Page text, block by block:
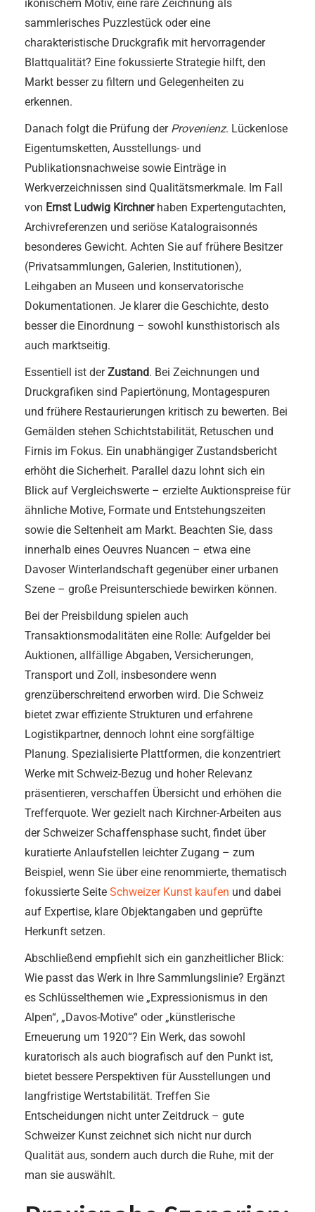
ikonischem Motiv, eine rare Zeichnung als
sammlerisches Puzzlestück oder eine
charakteristische Druckgrafik mit hervorragender
Blattqualität? Eine fokussierte Strategie hilft, den
Markt besser zu filtern und Gelegenheiten zu
erkennen.
Danach folgt die Prüfung der Provenienz. Lückenlose
Eigentumsketten, Ausstellungs- und
Publikationsnachweise sowie Einträge in
Werkverzeichnissen sind Qualitätsmerkmale. Im Fall
von Ernst Ludwig Kirchnerhaben Expertengutachten,
Archivreferenzen und seriöse Katalograisonnés
besonderes Gewicht. Achten Sie auf frühere Besitzer
(Privatsammlungen, Galerien, Institutionen),
Leihgaben an Museen und konservatorische
Dokumentationen. Je klarer die Geschichte, desto
besser die Einordnung – sowohl kunsthistorisch als
auch marktseitig.
Essentiell ist derZustand. Bei Zeichnungen und
Druckgrafiken sind Papiertönung, Montagespuren
und frühere Restaurierungen kritisch zu bewerten. Bei
Gemälden stehen Schichtstabilität, Retuschen und
Firnis im Fokus. Ein unabhängiger Zustandsbericht
erhöht die Sicherheit. Parallel dazu lohnt sich ein
Blick auf Vergleichswerte – erzielte Auktionspreise für
ähnliche Motive, Formate und Entstehungszeiten
sowie die Seltenheit am Markt. Beachten Sie, dass
innerhalb eines Oeuvres Nuancen – etwa eine
Davoser Winterlandschaft gegenüber einer urbanen
Szene – große Preisunterschiede bewirken können.
Bei der Preisbildung spielen auch
Transaktionsmodalitäten eine Rolle: Aufgelder bei
Auktionen, allfällige Abgaben, Versicherungen,
Transport und Zoll, insbesondere wenn
grenzüberschreitend erworben wird. Die Schweiz
bietet zwar effiziente Strukturen und erfahrene
Logistikpartner, dennoch lohnt eine sorgfältige
Planung. Spezialisierte Plattformen, die konzentriert
Werke mit Schweiz-Bezug und hoher Relevanz
präsentieren, verschaffen Übersicht und erhöhen die
Trefferquote. Wer gezielt nach Kirchner-Arbeiten aus
der Schweizer Schaffensphase sucht, findet über
kuratierte Anlaufstellen leichter Zugang – zum
Beispiel, wenn Sie über eine renommierte, thematisch
fokussierte Seite Schweizer Kunst kaufen und dabei
auf Expertise, klare Objektangaben und geprüfte
Herkunft setzen.
Abschließend empfiehlt sich ein ganzheitlicher Blick:
Wie passt das Werk in Ihre Sammlungslinie? Ergänzt
es Schlüsselthemen wie „Expressionismus in den
Alpen“, „Davos-Motive“ oder „künstlerische
Erneuerung um 1920“? Ein Werk, das sowohl
kuratorisch als auch biografisch auf den Punkt ist,
bietet bessere Perspektiven für Ausstellungen und
langfristige Wertstabilität. Treffen Sie
Entscheidungen nicht unter Zeitdruck – gute
Schweizer Kunst zeichnet sich nicht nur durch
Qualität aus, sondern auch durch die Ruhe, mit der
man sie auswählt.